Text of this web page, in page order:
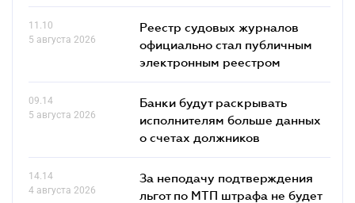
11.10
5 августа 2026
Реестр судовых журналов
официально стал публичным
электронным реестром
09.14
5 августа 2026
Банки будут раскрывать
исполнителям больше данных
о счетах должников
14.14
4 августа 2026
За неподачу подтверждения
льгот по МТП штрафа не будет